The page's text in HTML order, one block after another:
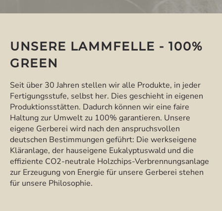
UNSERE LAMMFELLE - 100%
GREEN
Seit über 30 Jahren stellen wir alle Produkte, in jeder
Fertigungsstufe, selbst her. Dies geschieht in eigenen
Produktionsstätten. Dadurch können wir eine faire
Haltung zur Umwelt zu 100% garantieren. Unsere
eigene Gerberei wird nach den anspruchsvollen
deutschen Bestimmungen geführt: Die werkseigene
Kläranlage, der hauseigene Eukalyptuswald und die
effiziente CO2-neutrale Holzchips-Verbrennungsanlage
zur Erzeugung von Energie für unsere Gerberei stehen
für unsere Philosophie.